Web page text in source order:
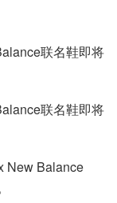
New Balance